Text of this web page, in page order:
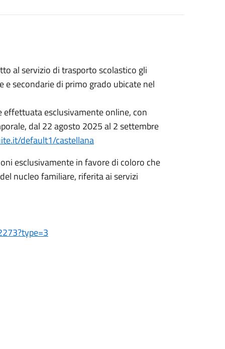
al servizio di trasporto scolastico gli
e secondarie di primo grado ubicate nel
effettuata esclusivamente online, con
dal 22 agosto 2025 al 2 settembre
default1/castellana
esclusivamente in favore di coloro che
nucleo familiare, riferita ai servizi